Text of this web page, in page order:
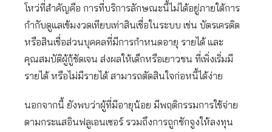
โหว่ที่สำคัญคือ การที่บริการลักษณะนี้ไม่ได้อยู่ภายใต้การ
กำกับดูแลเข้มงวดเทียบเท่าสินเชื่อในระบบ เช่น บัตรเครดิต
หรือสินเชื่อส่วนบุคคลที่มีการกำหนดอายุ รายได้ และ
คุณสมบัติผู้กู้ชัดเจน ส่งผลให้เด็กหรือเยาวชน ที่เพิ่งเริ่มมี
รายได้ หรือไม่มีรายได้ สามารถตัดสินใจก่อหนี้ได้ง่าย
นอกจากนี้ ยังพบว่าผู้ที่มีอายุน้อย มีพฤติกรรมการใช้จ่าย
ตามกระแสอินฟลูเอนเซอร์ รวมถึงการถูกชักจูงให้ลงทุน